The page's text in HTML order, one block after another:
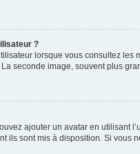
?
lorsque vous consultez
seconde image, souvent plus
ajouter un avatar en utilisant
sont mis à disposition. Si vous